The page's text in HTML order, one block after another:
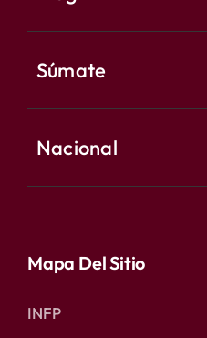
Súmate
Nacional
Mapa Del Sitio
INFP